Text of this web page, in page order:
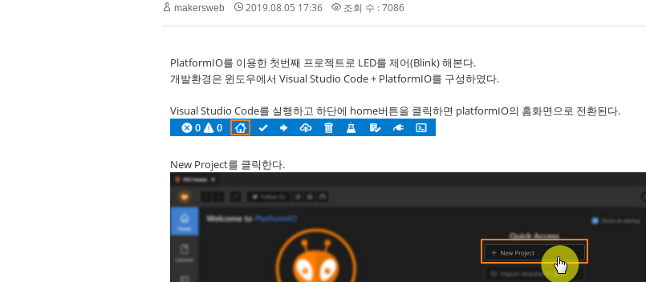
makersweb 2019.08.05 17:36 조회 수 : 7086
PlatformIO를 이용한 첫번째 프로젝트로 LED를 제어(Blink) 해본다.
개발환경은 윈도우에서 Visual Studio Code + PlatformIO를 구성하였다.
Visual Studio Code를 실행하고 하단에 home버튼을 클릭하면 platformIO의 홈화면으로 전환된다.
New Project를 클릭한다.